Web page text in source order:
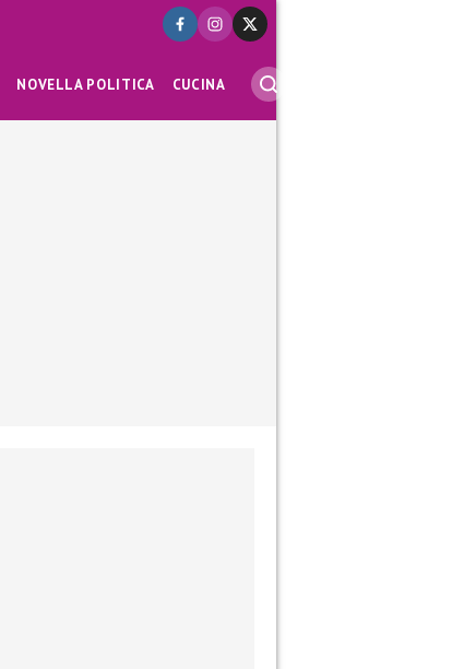
NOVELLA POLITICA CUCINA